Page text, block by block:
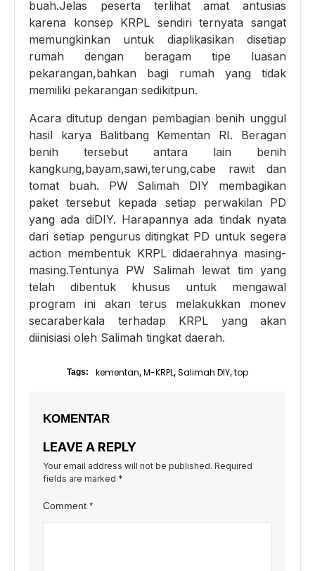
buah.Jelas peserta terlihat amat antusias
karena konsep KRPL sendiri ternyata sangat
memungkinkan untuk diaplikasikan disetiap
rumah dengan beragam tipe luasan
pekarangan,bahkan bagi rumah yang tidak
memiliki pekarangan sedikitpun.
Acara ditutup dengan pembagian benih unggul
hasil karya Balitbang Kementan RI. Beragan
benih tersebut antara lain benih
kangkung,bayam,sawi,terung,cabe rawit dan
tomat buah. PW Salimah DIY membagikan
paket tersebut kepada setiap perwakilan PD
yang ada diDIY. Harapannya ada tindak nyata
dari setiap pengurus ditingkat PD untuk segera
action membentuk KRPL didaerahnya masing-
masing.Tentunya PW Salimah lewat tim yang
telah dibentuk khusus untuk mengawal
program ini akan terus melakukkan monev
secaraberkala terhadap KRPL yang akan
diinisiasi oleh Salimah tingkat daerah.
Tags: kementan, M-KRPL, Salimah DIY, top
KOMENTAR
LEAVE A REPLY
Your email address will not be published. Required
fields are marked *
Comment *